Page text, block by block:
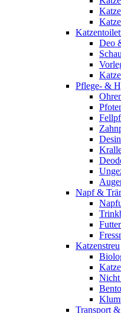
Deo
Pflege- &
Napf &
Katzenstreu
Nicht
Transport